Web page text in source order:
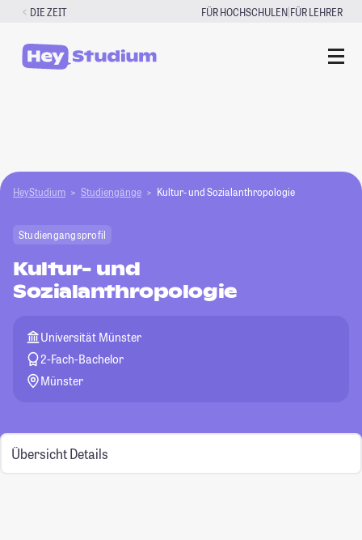
Zum
springen
DIE ZEIT FÜR HOCHSCHULEN|FÜR LEHRER
HeyStudium Studiengänge Kultur- und Sozialanthropologie
Studiengangsprofil
Kultur- und
Sozialanthropologie
Universität Münster
2-Fach-Bachelor
Münster
Übersicht Details